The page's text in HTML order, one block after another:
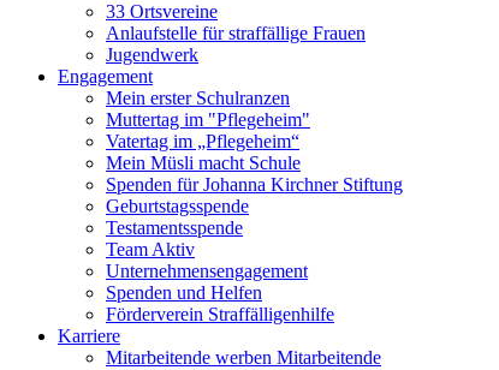
33 Ortsvereine
Anlaufstelle für straffällige Frauen
Jugendwerk
Engagement
Mein erster Schulranzen
Muttertag im "Pflegeheim"
Vatertag im „Pflegeheim“
Mein Müsli macht Schule
Spenden für Johanna Kirchner Stiftung
Geburtstagsspende
Testamentsspende
Team Aktiv
Unternehmensengagement
Spenden und Helfen
Förderverein Straffälligenhilfe
Karriere
Mitarbeitende werben Mitarbeitende